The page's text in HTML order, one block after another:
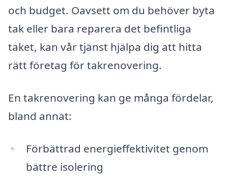
och budget. Oavsett om du behöver byta
tak eller bara reparera det befintliga
taket, kan vår tjänst hjälpa dig att hitta
rätt företag för takrenovering.
En takrenovering kan ge många fördelar,
bland annat:
Förbättrad energieffektivitet genom
bättre isolering